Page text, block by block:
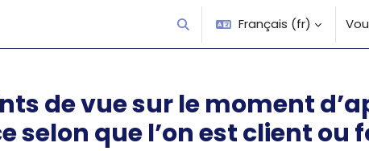
Activer/désactiver la saisie de
Français ‎(fr)‎
de vue sur le moment
selon que l’on est client ou